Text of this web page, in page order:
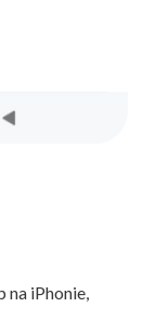
na iPhonie,